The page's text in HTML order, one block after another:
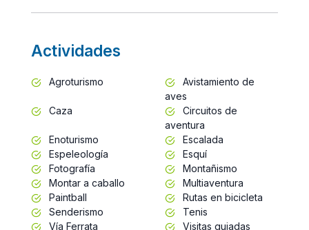
Actividades
Agroturismo
Avistamiento de
aves
Caza
Circuitos de
aventura
Enoturismo
Escalada
Espeleología
Esquí
Fotografía
Montañismo
Montar a caballo
Multiaventura
Paintball
Rutas en bicicleta
Senderismo
Tenis
Vía Ferrata
Visitas guiadas